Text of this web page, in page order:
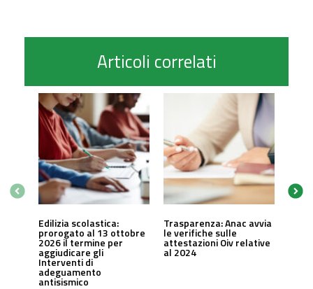
Articoli correlati
Edilizia scolastica:
prorogato al 13 ottobre
2026 il termine per
aggiudicare gli
Interventi di
adeguamento
antisismico
Trasparenza: Anac avvia
le verifiche sulle
attestazioni Oiv relative
al 2024